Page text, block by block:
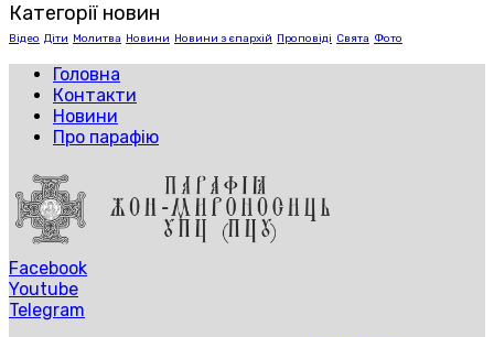
Категорії новин
Відео Діти Молитва Новини Новини з єпархій Проповіді Свята Фото
Головна
Контакти
Новини
Про парафію
Facebook
Youtube
Telegram